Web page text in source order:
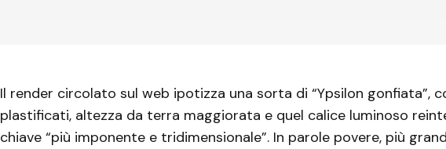
Il render circolato sul web ipotizza una sorta di “Ypsilon gonfiata”,
plastificati, altezza da terra maggiorata e quel calice luminoso
chiave “più imponente e tridimensionale”. In parole povere, più